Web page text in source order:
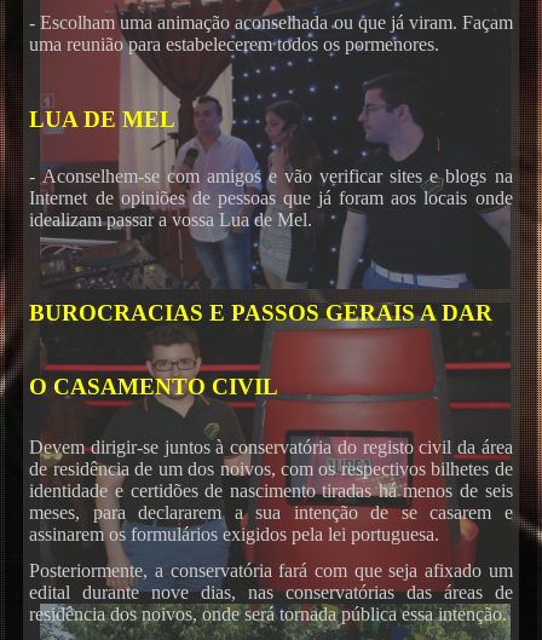
- Escolham uma animação aconselhada ou que já viram. Façam
uma reunião para estabelecerem todos os pormenores.
LUA DE MEL
- Aconselhem-se com amigos e vão verificar sites e blogs na
Internet de opiniões de pessoas que já foram aos locais onde
idealizam passar a vossa Lua de Mel.
BUROCRACIAS E PASSOS GERAIS A DAR
O CASAMENTO CIVIL
Devem dirigir-se juntos à conservatória do registo civil da área
de residência de um dos noivos, com os respectivos bilhetes de
identidade e certidões de nascimento tiradas há menos de seis
meses, para declararem a sua intenção de se casarem e
assinarem os formulários exigidos pela lei portuguesa.
Posteriormente, a conservatória fará com que seja afixado um
edital durante nove dias, nas conservatórias das áreas de
residência dos noivos, onde será tornada pública essa intenção.